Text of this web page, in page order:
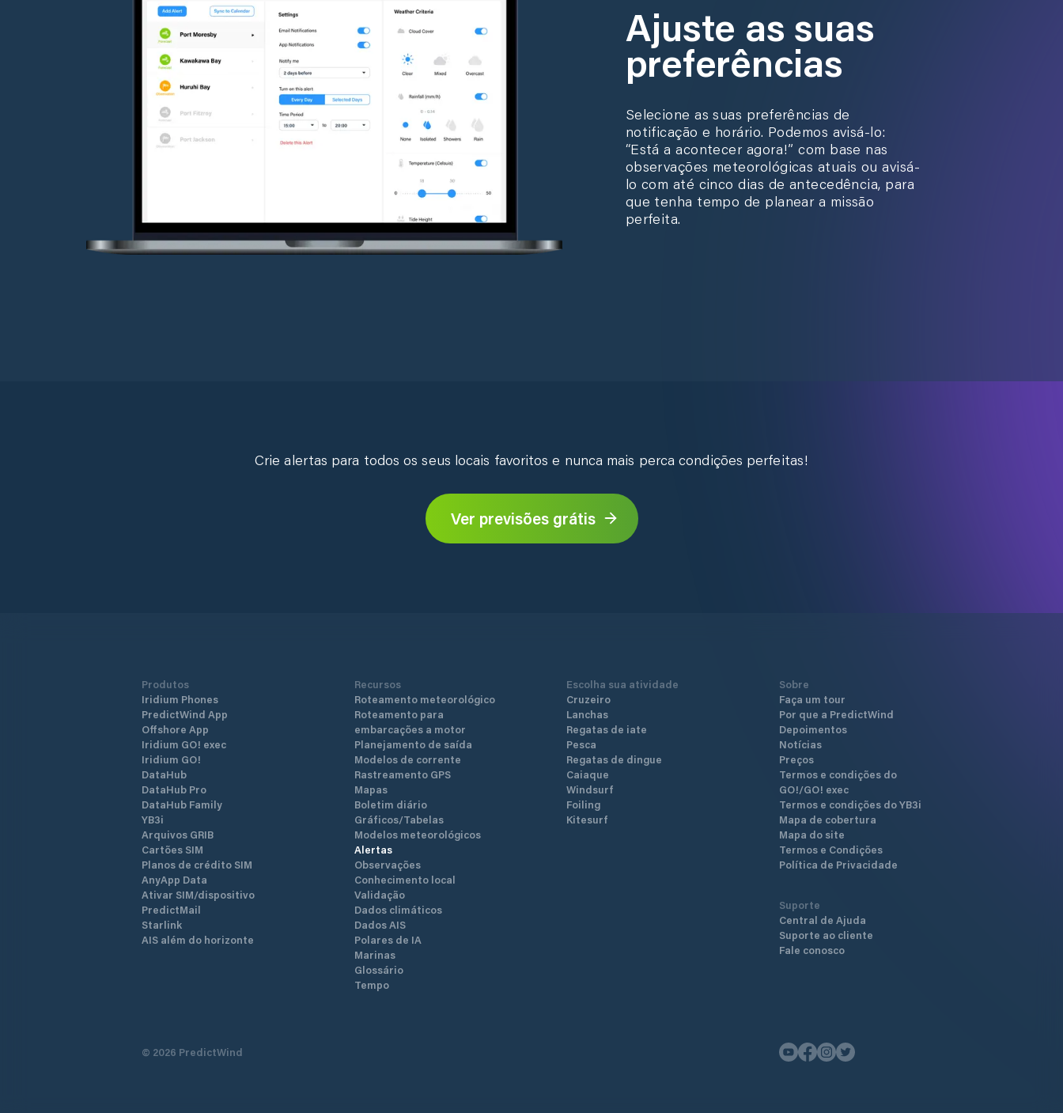
Ajuste as suas
preferências
Selecione as suas preferências de
notificação e horário. Podemos avisá-lo:
“Está a acontecer agora!” com base nas
observações meteorológicas atuais ou avisá-
lo com até cinco dias de antecedência, para
que tenha tempo de planear a missão
perfeita.
Crie alertas para todos os seus locais favoritos e nunca mais perca condições perfeitas!
Ver previsões grátis
Produtos
Iridium Phones
PredictWind App
Offshore App
Iridium GO! exec
Iridium GO!
DataHub
DataHub Pro
DataHub Family
YB3i
Arquivos GRIB
Cartões SIM
Planos de crédito SIM
AnyApp Data
Ativar SIM/dispositivo
PredictMail
Starlink
AIS além do horizonte
Recursos
Roteamento meteorológico
Roteamento para
embarcações a motor
Planejamento de saída
Modelos de corrente
Rastreamento GPS
Mapas
Boletim diário
Gráficos/Tabelas
Modelos meteorológicos
Alertas
Observações
Conhecimento local
Validação
Dados climáticos
Dados AIS
Polares de IA
Marinas
Glossário
Tempo
Escolha sua atividade
Cruzeiro
Lanchas
Regatas de iate
Pesca
Regatas de dingue
Caiaque
Windsurf
Foiling
Kitesurf
Sobre
Faça um tour
Por que a PredictWind
Depoimentos
Notícias
Preços
Termos e condições do
GO!/GO! exec
Termos e condições do YB3i
Mapa de cobertura
Mapa do site
Termos e Condições
Política de Privacidade
Suporte
Central de Ajuda
Suporte ao cliente
Fale conosco
© 2026 PredictWind